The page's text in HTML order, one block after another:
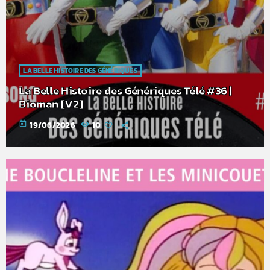
LA BELLE HISTOIRE DES GÉNÉRIQUES
La Belle Histoire des Génériques Télé #36 |
Bioman [V2]
today 19/06/2026 10